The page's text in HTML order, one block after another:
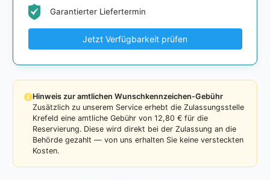
Garantierter Liefertermin
Jetzt Verfügbarkeit prüfen
Hinweis zur amtlichen Wunschkennzeichen-Gebühr
Zusätzlich zu unserem Service erhebt die Zulassungsstelle
Krefeld eine amtliche Gebühr von 12,80 € für die
Reservierung. Diese wird direkt bei der Zulassung an die
Behörde gezahlt — von uns erhalten Sie keine versteckten
Kosten.